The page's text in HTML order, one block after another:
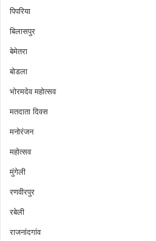
पिपरिया
बिलासपुर
बेमेतरा
बोडला
भोरमदेव महोत्सव
मतदाता दिवस
मनोरंजन
महोत्सव
मुंगेली
रणवीरपुर
रबेली
राजनांदगांव